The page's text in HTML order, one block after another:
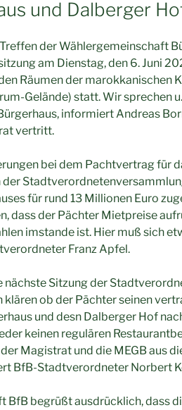
und Dalberger
der Wählergemeinschaft
am Dienstag, den 6. Juni
Räumen der marokkanischen
Gelände) statt. Wir sprechen
informiert Andreas
vertritt.
bei dem Pachtvertrag für
der
für rund 13 Millionen Euro
dass der Pächter Mietpreise
imstande ist. Hier muß sich
Franz Apfel.
nächste Sitzung der
ob der Pächter seinen
und desn Dalberger Hof
keinen regulären
Magistrat und die MEGB aus
BfB-Stadtverordneter Norbert
BfB begrüßt ausdrücklich, dass